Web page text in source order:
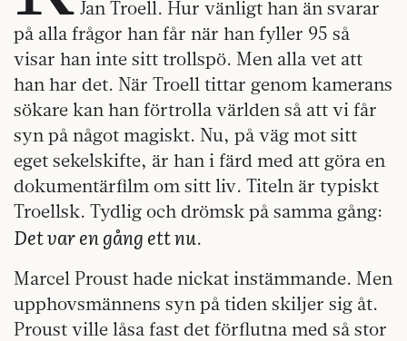
Jan Troell. Hur vänligt han än svarar
på alla frågor han får när han fyller 95 så
visar han inte sitt trollspö. Men alla vet att
han har det. När Troell tittar genom kamerans
sökare kan han förtrolla världen så att vi får
syn på något magiskt. Nu, på väg mot sitt
eget sekelskifte, är han i färd med att göra en
dokumentärfilm om sitt liv. Titeln är typiskt
Troellsk. Tydlig och drömsk på samma gång:
Det var en gång ett nu.
Marcel Proust hade nickat instämmande. Men
upphovsmännens syn på tiden skiljer sig åt.
Proust ville låsa fast det förflutna med så stor